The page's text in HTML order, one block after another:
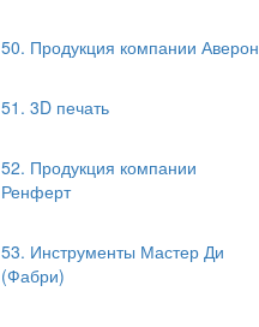
50. Продукция компании Аверон
51. 3D печать
52. Продукция компании
Ренферт
53. Инструменты Мастер Ди
(Фабри)